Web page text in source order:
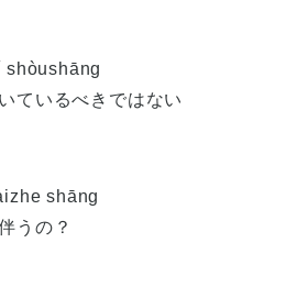
ているべきではない
shāng
うの？